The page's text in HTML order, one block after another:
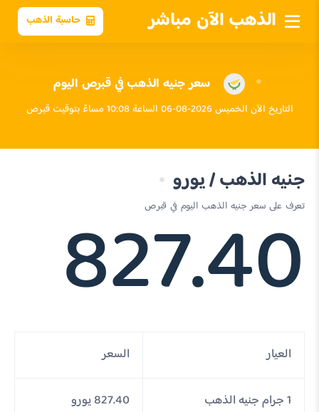
الذهب الآن مباشر حاسبة الذهب
سعر جنيه الذهب في قبرص اليوم
التاريخ الآن الخميس 2026-08-06 الساعة 10:08 مساءً بتوقيت قبرص
جنيه الذهب / يورو
تعرف على سعر جنيه الذهب اليوم في قبرص
827.40
العيار السعر
1 جرام جنيه الذهب 827.40 يورو